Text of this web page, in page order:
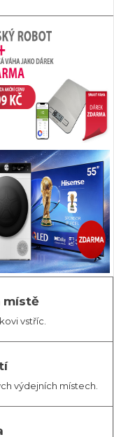
místě
vstříc.
výdejních místech.